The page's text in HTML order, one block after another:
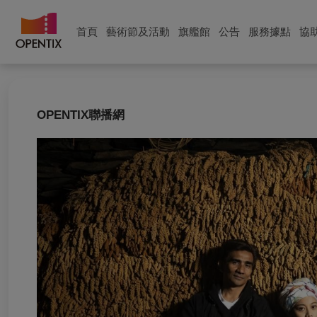
首頁 藝術節及活動 旗艦館 公告 服務據點 協
OPENTIX聯播網